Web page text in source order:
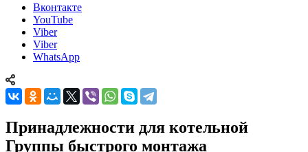
Вконтакте
YouTube
Viber
Viber
WhatsApp
Принадлежности для котельной
Группы быстрого монтажа